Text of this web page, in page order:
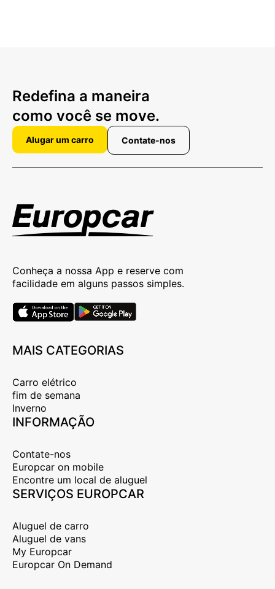
Redefina a maneira
como você se move.
Alugar um carro Contate-nos
Conheça a nossa App e reserve com
facilidade em alguns passos simples.
MAIS CATEGORIAS
Carro elétrico
fim de semana
Inverno
INFORMAÇÃO
Contate-nos
Europcar on mobile
Encontre um local de aluguel
SERVIÇOS EUROPCAR
Aluguel de carro
Aluguel de vans
My Europcar
Europcar On Demand